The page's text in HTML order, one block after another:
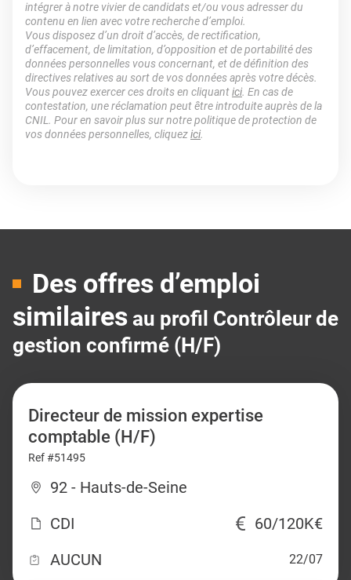
intégrer à notre vivier de candidats et/ou vous adresser du
contenu en lien avec votre recherche d’emploi.
Vous disposez d’un droit d’accès, de rectification,
d’effacement, de limitation, d’opposition et de portabilité des
données personnelles vous concernant, et de définition des
directives relatives au sort de vos données après votre décès.
Vous pouvez exercer ces droits en cliquantici. En cas de
contestation, une réclamation peut être introduite auprès de la
CNIL. Pour en savoir plus sur notre politique de protection de
vos données personnelles, cliquezici.
Des offres d’emploi
similaires au profil Contrôleur de
gestion confirmé (H/F)
Directeur de mission expertise
comptable (H/F)
Ref #51495
92 - Hauts-de-Seine
CDI
60/120K€
AUCUN
22/07